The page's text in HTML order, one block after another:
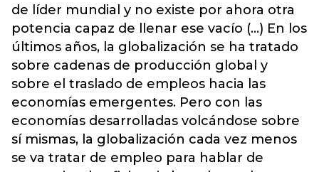
de líder mundial y no existe por ahora otra
potencia capaz de llenar ese vacío (...) En los
últimos años, la globalización se ha tratado
sobre cadenas de producción global y
sobre el traslado de empleos hacia las
economías emergentes. Pero con las
economías desarrolladas volcándose sobre
sí mismas, la globalización cada vez menos
se va tratar de empleo para hablar de